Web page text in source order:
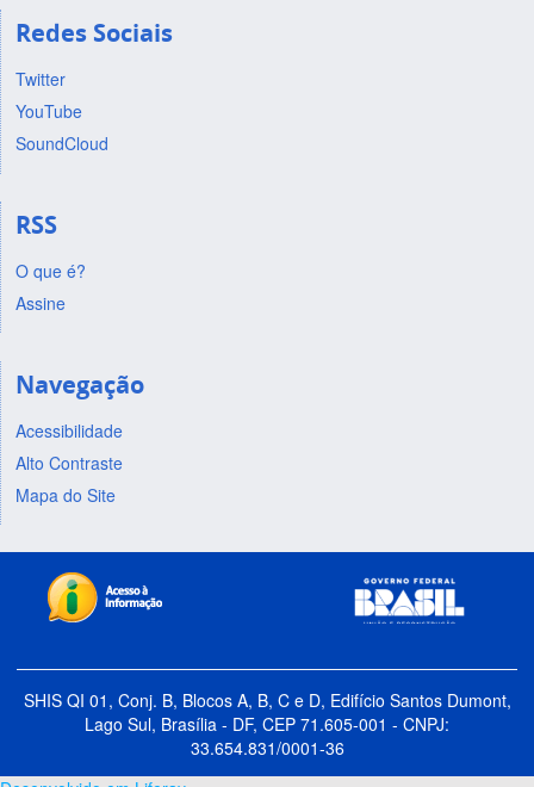
Redes Sociais
Twitter
YouTube
SoundCloud
RSS
O que é?
Assine
Navegação
Acessibilidade
Alto Contraste
Mapa do Site
SHIS QI 01, Conj. B, Blocos A, B, C e D, Edifício Santos Dumont,
Lago Sul, Brasília - DF, CEP 71.605-001 - CNPJ:
33.654.831/0001-36